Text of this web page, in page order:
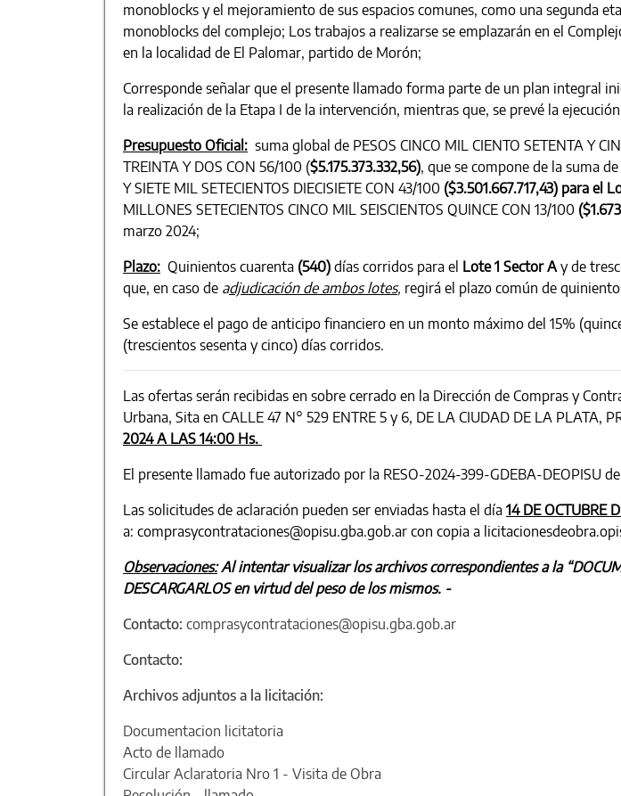
monoblocks y el mejoramiento de sus espacios comunes, como una segunda
monoblocks del complejo; Los trabajos a realizarse se emplazarán en el
en la localidad de El Palomar, partido de Morón;
Corresponde señalar que el presente llamado forma parte de un plan integral
la realización de la Etapa I de la intervención, mientras que, se prevé la
Presupuesto Oficial: suma global de PESOS CINCO MIL CIENTO SETENTA Y
TREINTA Y DOS CON 56/100 ($5.175.373.332,56), que se compone de la suma de
Y SIETE MIL SETECIENTOS DIECISIETE CON 43/100 ($3.501.667.717,43) para el
MILLONES SETECIENTOS CINCO MIL SEISCIENTOS QUINCE CON 13/100
marzo 2024;
Plazo: Quinientos cuarenta (540) días corridos para el Lote 1 Sector Ay de
que, en caso de adjudicación de ambos lotes, regirá el plazo común de
Se establece el pago de anticipo financiero en un monto máximo del 15%
(trescientos sesenta y cinco) días corridos.
Las ofertas serán recibidas en sobre cerrado en la Dirección de Compras y
Urbana, Sita en CALLE 47 N° 529 ENTRE 5 y 6, DE LA CIUDAD DE LA PLATA,
2024 A LAS 14:00 Hs.
El presente llamado fue autorizado por la RESO-2024-399-GDEBA-DEOPISU
Las solicitudes de aclaración pueden ser enviadas hasta el día 14 DE OCTUBRE
a: comprasycontrataciones@opisu.gba.gob.ar con copia a
Observaciones:Al intentar visualizar los archivos correspondientes a la
DESCARGARLOS en virtud del peso de los mismos. -
Contacto: comprasycontrataciones@opisu.gba.gob.ar
Contacto:
Archivos adjuntos a la licitación:
Documentacion licitatoria
Acto de llamado
Circular Aclaratoria Nro 1 - Visita de Obra